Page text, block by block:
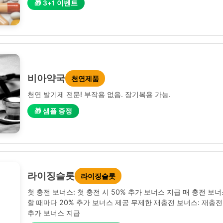
🎁 3+1 이벤트
비아약국
천연제품
천연 발기제 전문! 부작용 없음. 장기복용 가능.
🎁 샘플 증정
라이징슬롯
라이징슬롯
첫 충전 보너스: 첫 충전 시 50% 추가 보너스 지급 매 충전 보
할 때마다 20% 추가 보너스 제공 무제한 재충전 보너스: 재충
추가 보너스 지급